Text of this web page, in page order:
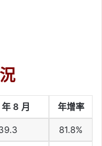
年 8 月 年增率
81.8%